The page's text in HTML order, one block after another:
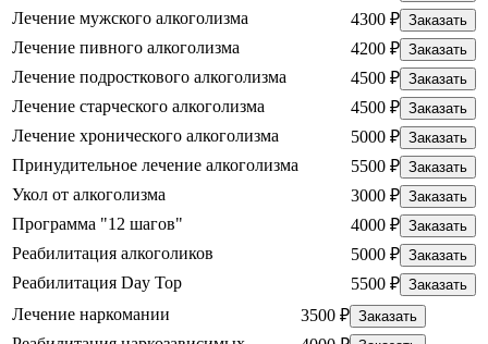
Лечение мужского алкоголизма 4300 ₽ Заказать
Лечение пивного алкоголизма 4200 ₽ Заказать
Лечение подросткового алкоголизма 4500 ₽ Заказать
Лечение старческого алкоголизма 4500 ₽ Заказать
Лечение хронического алкоголизма 5000 ₽ Заказать
Принудительное лечение алкоголизма 5500 ₽ Заказать
Укол от алкоголизма 3000 ₽ Заказать
Программа "12 шагов" 4000 ₽ Заказать
Реабилитация алкоголиков 5000 ₽ Заказать
Реабилитация Day Top 5500 ₽ Заказать
Лечение наркомании 3500 ₽ Заказать